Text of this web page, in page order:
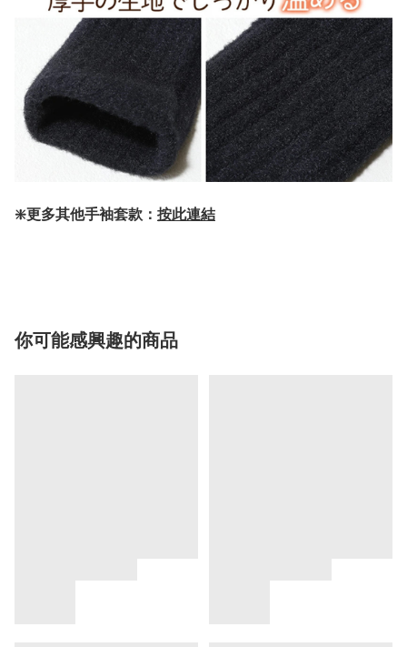
❇️更多其他手袖套款： 按此連結
你可能感興趣的商品